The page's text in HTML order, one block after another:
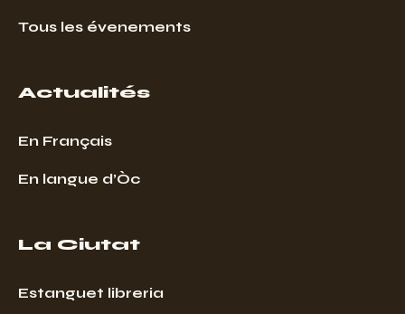
Tous les évenements
Actualités
En Français
En langue d’Òc
La Ciutat
Estanguet libreria